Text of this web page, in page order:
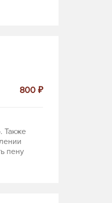
800 ₽
Также
пену